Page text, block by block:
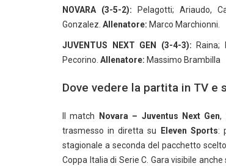
NOVARA (3-5-2): Pelagotti; Ariaudo,
Gonzalez. Allenatore: Marco Marchionni.
JUVENTUS NEXT GEN (3-4-3):
Raina;
Pecorino. Allenatore: Massimo Brambilla
Dove vedere la partita in TV e
Il match Novara – Juventus Next Gen,
trasmesso in diretta su
Eleven Sports:
stagionale a seconda del pacchetto
Coppa Italia di Serie C. Gara visibile